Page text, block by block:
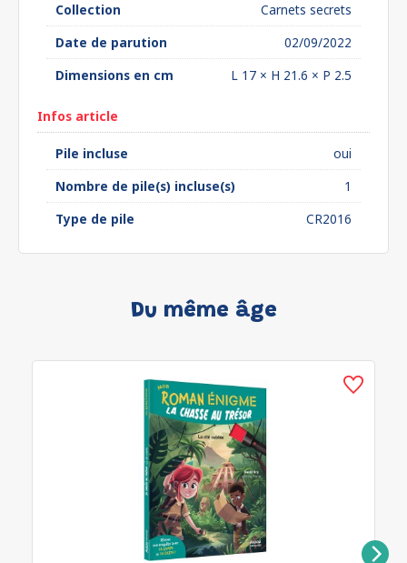
Collection
Carnets secrets
Date de parution
02/09/2022
Dimensions en cm
L 17 × H 21.6 × P 2.5
Infos article
Pile incluse
oui
Nombre de pile(s) incluse(s)
1
Type de pile
CR2016
Du même âge